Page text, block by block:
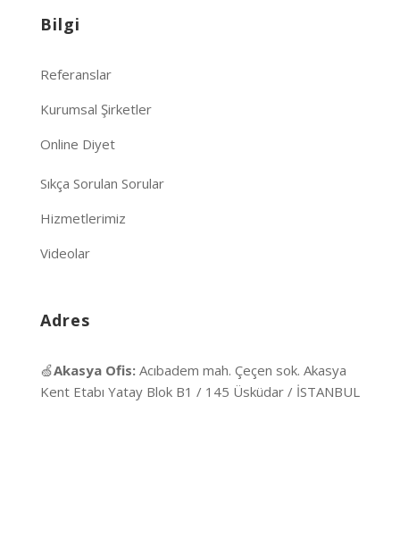
Bilgi
Referanslar
Kurumsal Şirketler
Online Diyet
Sıkça Sorulan Sorular
Hizmetlerimiz
Videolar
Adres
🍏Akasya Ofis: Acıbadem mah. Çeçen sok. Akasya
Kent Etabı Yatay Blok B1 / 145 Üsküdar / İSTANBUL